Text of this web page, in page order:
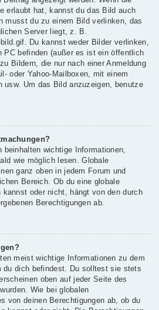
erlaubt hat, kannst du das Bild auch
musst du zu einem Bild verlinken, das
Server liegt, z. B.
Du kannst weder Bilder verlinken,
PC befinden (außer es ist ein öffentlich
Bildern, die nur nach einer Anmeldung
oder Yahoo-Mailboxen, mit einem
usw. Um das Bild anzuzeigen, benutze
beinhalten wichtige Informationen,
wie möglich lesen. Globale
ganz oben in jedem Forum und
Bereich. Ob du eine globale
kannst oder nicht, hängt von den durch
Berechtigungen ab.
meist wichtige Informationen zu dem
du dich befindest. Du solltest sie stets
oben auf jeder Seite des
Wie bei globalen
von deinen Berechtigungen ab, ob du